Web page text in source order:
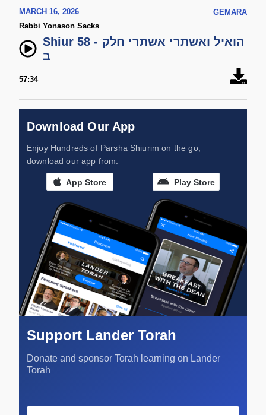
MARCH 16, 2026
GEMARA
Rabbi Yonason Sacks
Shiur 58 - הואיל ואשתרי אשתרי חלק
ב
57:34
Download Our App
Enjoy Hundreds of Parsha Shiurim on the go,
download our app from:
App Store Play Store
Support Lander Torah
Donate and sponsor Torah learning on Lander
Torah